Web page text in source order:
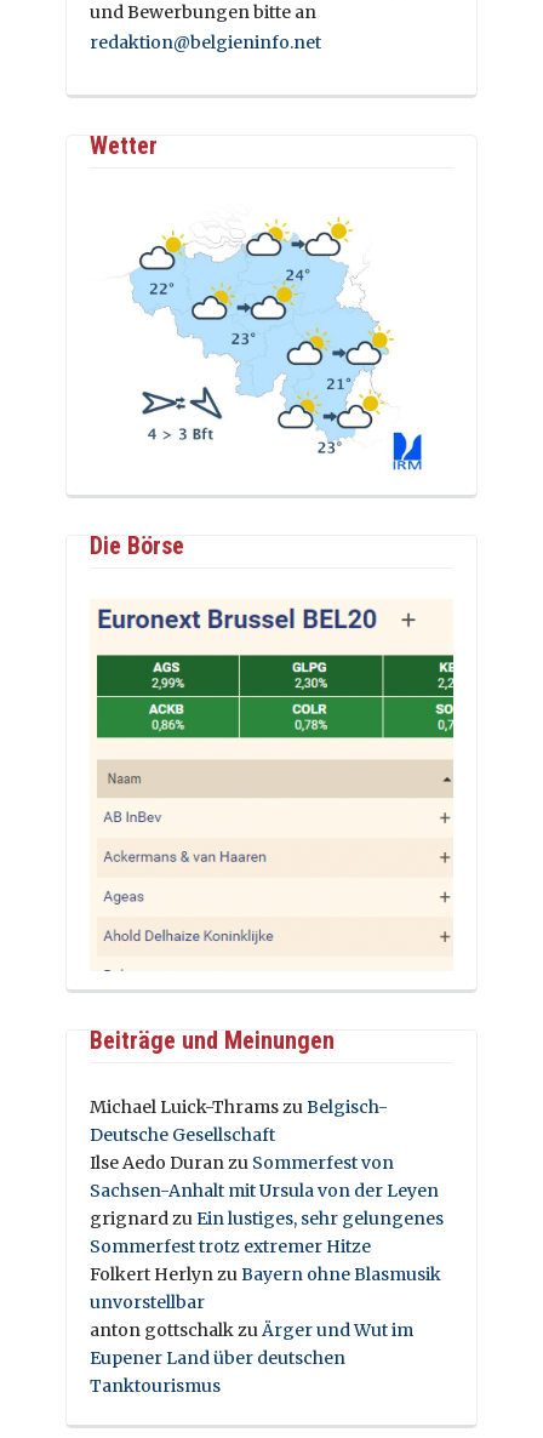
und Bewerbungen bitte an
redaktion@belgieninfo.net
Wetter
Die Börse
Beiträge und Meinungen
Michael Luick-ThramszuBelgisch-
Deutsche Gesellschaft
Ilse Aedo Duranzu Sommerfest von
Sachsen-Anhalt mit Ursula von der Leyen
grignardzuEin lustiges, sehr gelungenes
Sommerfest trotz extremer Hitze
Folkert HerlynzuBayern ohne Blasmusik
unvorstellbar
anton gottschalkzuÄrger und Wut im
Eupener Land über deutschen
Tanktourismus